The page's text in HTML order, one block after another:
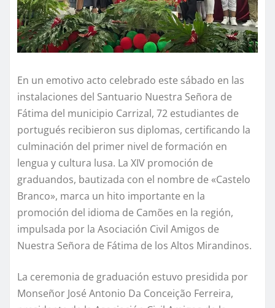
En un emotivo acto celebrado este sábado en las
instalaciones del Santuario Nuestra Señora de
Fátima del municipio Carrizal, 72 estudiantes de
portugués recibieron sus diplomas, certificando la
culminación del primer nivel de formación en
lengua y cultura lusa. La XIV promoción de
graduandos, bautizada con el nombre de «Castelo
Branco», marca un hito importante en la
promoción del idioma de Camões en la región,
impulsada por la Asociación Civil Amigos de
Nuestra Señora de Fátima de los Altos Mirandinos.
La ceremonia de graduación estuvo presidida por
Monseñor José Antonio Da Conceição Ferreira,